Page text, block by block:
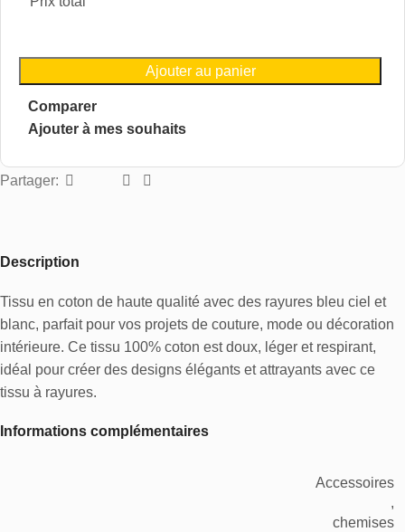
Ajouter au panier
Comparer
Ajouter à mes souhaits
Partager:
Description
Tissu en coton de haute qualité avec des rayures bleu ciel et
blanc, parfait pour vos projets de couture, mode ou décoration
intérieure. Ce tissu 100% coton est doux, léger et respirant,
idéal pour créer des designs élégants et attrayants avec ce
tissu à rayures.
Informations complémentaires
Accessoires
,
chemises